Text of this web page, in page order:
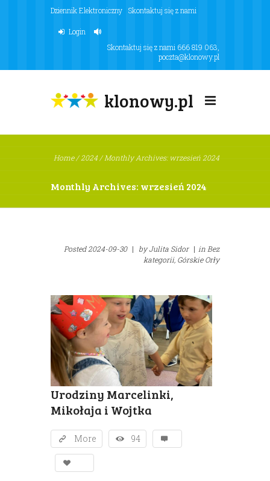
Dziennik Elektroniczny Skontaktuj się z nami
Login
Skontaktuj się z nami 666 819 063
poczta@klonowy.pl
klonowy.pl
Home/2024/Monthly Archives: wrzesień 2024
Monthly Archives: wrzesień 2024
Posted2024-09-30 | byJulita Sidor | inBez
kategorii, Górskie Orły
Urodziny Marcelinki,
Mikołaja i Wojtka
More 94